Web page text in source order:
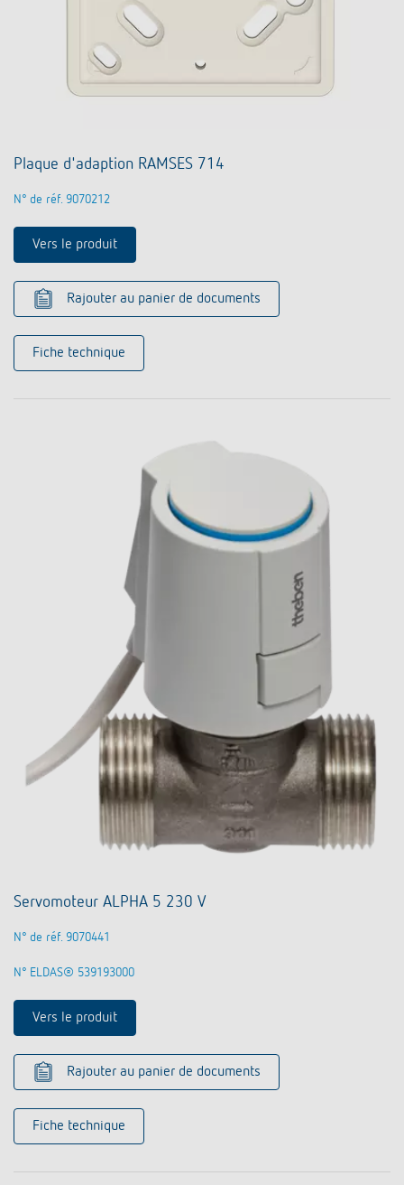
Plaque d'adaption RAMSES 714
N° de réf. 9070212
Vers le produit
Rajouter au panier de documents
Fiche technique
Servomoteur ALPHA 5 230 V
N° de réf. 9070441
N° ELDAS® 539193000
Vers le produit
Rajouter au panier de documents
Fiche technique